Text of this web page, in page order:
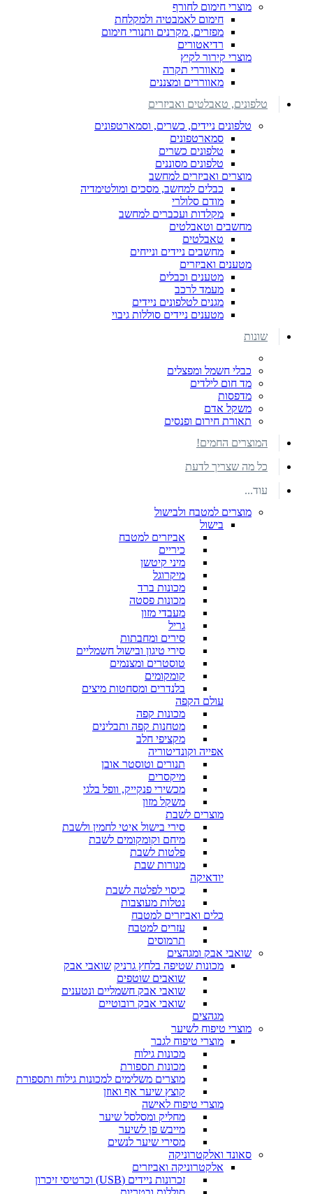
מוצרי חימום לחורף
חימום לאמבטיה ולמקלחת
מפזרים, מקרנים ותנורי חימום
רדיאטורים
מוצרי קירור לקיץ
מאווררי תקרה
מאווררים ומצננים
טלפונים, טאבלטים ואביזרים
טלפונים ניידים, כשרים, וסמארטפונים
סמארטפונים
טלפונים כשרים
טלפונים מסוננים
מוצרים ואביזרים למחשב
כבלים למחשב, מסכים ומולטימדיה
מודם סלולרי
מקלדות ועכברים למחשב
מחשבים וטאבלטים
טאבלטים
מחשבים ניידים ונייחים
מטענים ואביזרים
מטענים וכבלים
מעמד לרכב
מגנים לטלפונים ניידים
מטענים ניידים סוללות גיבוי
שונות
כבלי חשמל ומפצלים
מד חום לילדים
מדפסות
משקל אדם
תאורת חירום ופנסים
המוצרים החמים!
כל מה שצריך לדעת
עוד...
מוצרים למטבח ולבישול
בישול
אביזרים למטבח
כיריים
מיני קיטשן
מיקרוגל
מכונות ברד
מכונות פסטה
מעבדי מזון
גריל
סירים ומחבתות
סירי טיגון ובישול חשמליים
טוסטרים ומצנמים
קומקומים
בלנדרים ומסחטות מיצים
עולם הקפה
מכונות קפה
מטחנות קפה ותבלינים
מקציפי חלב
אפייה וקונדיטוריה
תנורים וטוסטר אובן
מיקסרים
מכשירי פנקייק, וופל בלגי
משקל מזון
מוצרים לשבת
סירי בישול איטי לחמין ולשבת
מיחם וקומקומים לשבת
פלטות לשבת
מנורות שבת
יודאיקה
כיסוי לפלטה לשבת
נטלות מעוצבות
כלים ואביזרים למטבח
עזרים למטבח
תרמוסים
שואבי אבק ומגהצים
מכונות שטיפה בלחץ גרניק שואבי אבק
שואבים שוטפים
שואבי אבק חשמליים ונטענים
שואבי אבק רובוטיים
מגהצים
מוצרי טיפוח לשיער
מוצרי טיפוח לגבר
מכונות גילוח
מכונות תספורת
מוצרים משלימים למכונות גילוח ותספורת
קוצץ שיער אף ואוזן
מוצרי טיפוח לאישה
מחליק ומסלסל שיער
מייבש פן לשיער
מסירי שיער לנשים
סאונד ואלקטרוניקה
אלקטרוניקה ואביזרים
זכרונות ניידים (USB) וכרטיסי זיכרון